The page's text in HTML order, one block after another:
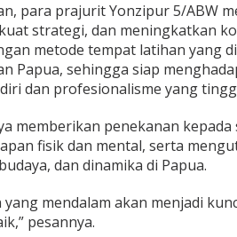
para prajurit Yonzipur 5/ABW
strategi, dan meningkatkan
metode tempat latihan yang
Papua, sehingga siap
dan profesionalisme yang
memberikan penekanan
fisik dan mental, serta
dan dinamika di Papua.
mendalam akan menjadi
pesannya.